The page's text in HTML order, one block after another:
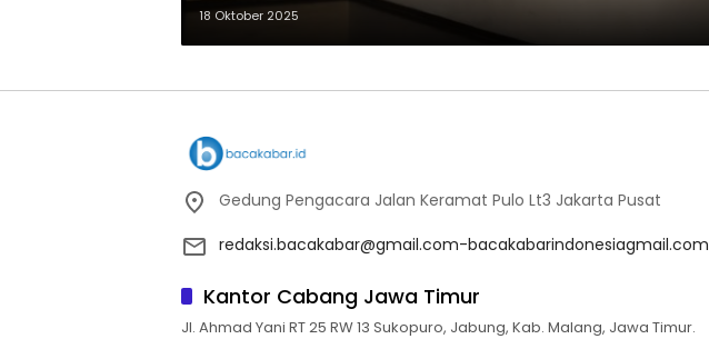
18 Oktober 2025
Gedung Pengacara Jalan Keramat Pulo Lt3 Jakarta Pusat
redaksi.bacakabar@gmail.com-bacakabarindonesiagmail.com
Kantor Cabang Jawa Timur
Jl. Ahmad Yani RT 25 RW 13 Sukopuro, Jabung, Kab. Malang, Jawa Timur.